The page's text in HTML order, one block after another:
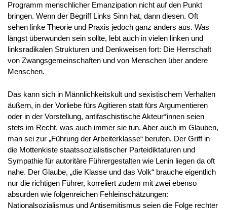
Programm menschlicher Emanzipation nicht auf den Punkt
bringen. Wenn der Begriff Links Sinn hat, dann diesen. Oft
sehen linke Theorie und Praxis jedoch ganz anders aus. Was
längst überwunden sein sollte, lebt auch in vielen linken und
linksradikalen Strukturen und Denkweisen fort: Die Herrschaft
von Zwangsgemeinschaften und von Menschen über andere
Menschen.
Das kann sich in Männlichkeitskult und sexistischem Verhalten
äußern, in der Vorliebe fürs Agitieren statt fürs Argumentieren
oder in der Vorstellung, antifaschistische Akteur*innen seien
stets im Recht, was auch immer sie tun. Aber auch im Glauben,
man sei zur „Führung der Arbeiterklasse“ berufen. Der Griff in
die Mottenkiste staatssozialistischer Parteidiktaturen und
Sympathie für autoritäre Führergestalten wie Lenin liegen da oft
nahe. Der Glaube, „die Klasse und das Volk“ brauche eigentlich
nur die richtigen Führer, korreliert zudem mit zwei ebenso
absurden wie folgenreichen Fehleinschätzungen:
Nationalsozialismus und Antisemitismus seien die Folge rechter